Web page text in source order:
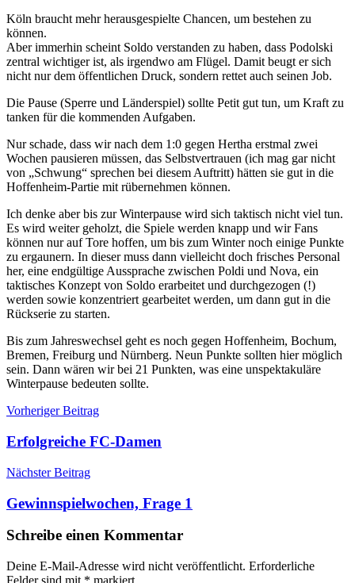
Köln braucht mehr herausgespielte Chancen, um bestehen zu
können.
Aber immerhin scheint Soldo verstanden zu haben, dass Podolski
zentral wichtiger ist, als irgendwo am Flügel. Damit beugt er sich
nicht nur dem öffentlichen Druck, sondern rettet auch seinen Job.
Die Pause (Sperre und Länderspiel) sollte Petit gut tun, um Kraft zu
tanken für die kommenden Aufgaben.
Nur schade, dass wir nach dem 1:0 gegen Hertha erstmal zwei
Wochen pausieren müssen, das Selbstvertrauen (ich mag gar nicht
von „Schwung“ sprechen bei diesem Auftritt) hätten sie gut in die
Hoffenheim-Partie mit rübernehmen können.
Ich denke aber bis zur Winterpause wird sich taktisch nicht viel tun.
Es wird weiter geholzt, die Spiele werden knapp und wir Fans
können nur auf Tore hoffen, um bis zum Winter noch einige Punkte
zu ergaunern. In dieser muss dann vielleicht doch frisches Personal
her, eine endgültige Aussprache zwischen Poldi und Nova, ein
taktisches Konzept von Soldo erarbeitet und durchgezogen (!)
werden sowie konzentriert gearbeitet werden, um dann gut in die
Rückserie zu starten.
Bis zum Jahreswechsel geht es noch gegen Hoffenheim, Bochum,
Bremen, Freiburg und Nürnberg. Neun Punkte sollten hier möglich
sein. Dann wären wir bei 21 Punkten, was eine unspektakuläre
Winterpause bedeuten sollte.
Beitragsnavigation
Vorheriger Beitrag
Erfolgreiche FC-Damen
Nächster Beitrag
Gewinnspielwochen, Frage 1
Schreibe einen Kommentar
Deine E-Mail-Adresse wird nicht veröffentlicht. Erforderliche
Felder sind mit * markiert